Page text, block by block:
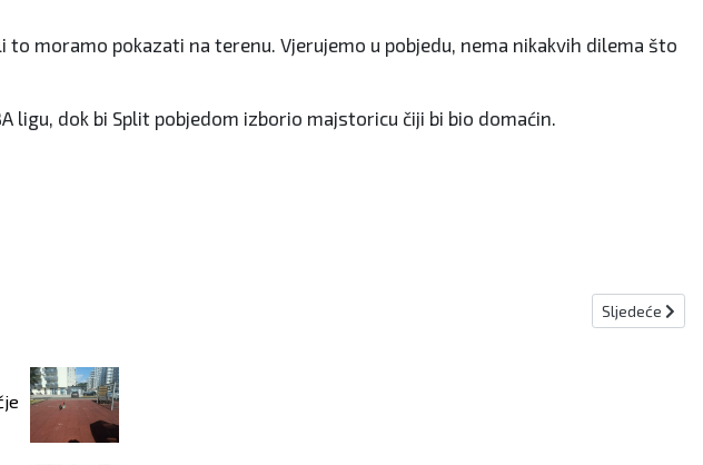
moramo pokazati na terenu. Vjerujemo u pobjedu, nema nikakvih dilema što
ligu, dok bi Split pobjedom izborio majstoricu čiji bi bio domaćin.
Sljedeći
Sljedeće